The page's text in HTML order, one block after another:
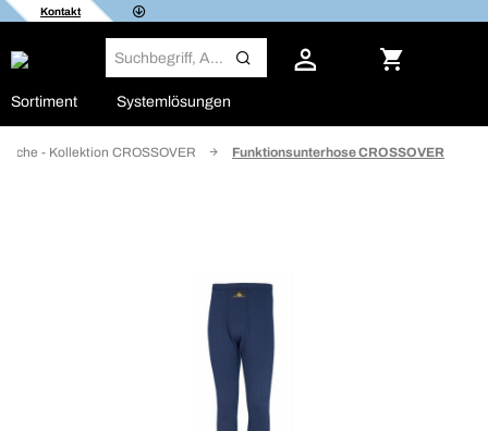
Kontakt
Sortiment Systemlösungen
- Kollektion CROSSOVER Funktionsunterhose CROSSOVER